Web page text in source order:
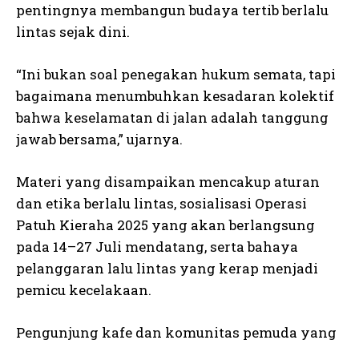
pentingnya membangun budaya tertib berlalu
lintas sejak dini.
“Ini bukan soal penegakan hukum semata, tapi
bagaimana menumbuhkan kesadaran kolektif
bahwa keselamatan di jalan adalah tanggung
jawab bersama,” ujarnya.
Materi yang disampaikan mencakup aturan
dan etika berlalu lintas, sosialisasi Operasi
Patuh Kieraha 2025 yang akan berlangsung
pada 14–27 Juli mendatang, serta bahaya
pelanggaran lalu lintas yang kerap menjadi
pemicu kecelakaan.
Pengunjung kafe dan komunitas pemuda yang